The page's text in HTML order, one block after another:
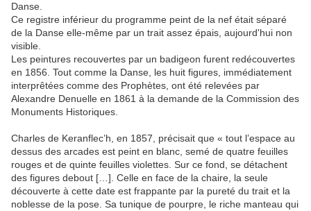
Danse.
Ce registre inférieur du programme peint de la nef était séparé
de la Danse elle-même par un trait assez épais, aujourd'hui non
visible.
Les peintures recouvertes par un badigeon furent redécouvertes
en 1856. Tout comme la Danse, les huit figures, immédiatement
interprêtées comme des Prophètes, ont été relevées par
Alexandre Denuelle en 1861 à la demande de la Commission des
Monuments Historiques.
Charles de Keranflec’h, en 1857, précisait que « tout l’espace au
dessus des arcades est peint en blanc, semé de quatre feuilles
rouges et de quinte feuilles violettes. Sur ce fond, se détachent
des figures debout […]. Celle en face de la chaire, la seule
découverte à cette date est frappante par la pureté du trait et la
noblesse de la pose. Sa tunique de pourpre, le riche manteau qui